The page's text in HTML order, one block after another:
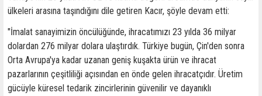
ülkeleri arasına taşındığını dile getiren Kacır, şöyle devam etti:
"İmalat sanayimizin öncülüğünde, ihracatımızı 23 yılda 36 milyar
dolardan 276 milyar dolara ulaştırdık. Türkiye bugün, Çin'den sonra
Orta Avrupa'ya kadar uzanan geniş kuşakta ürün ve ihracat
pazarlarının çeşitliliği açısından en önde gelen ihracatçıdır. Üretim
gücüyle küresel tedarik zincirlerinin güvenilir ve dayanıklı